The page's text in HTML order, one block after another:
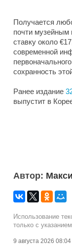
Получается
почти музейным
ставку около
современной
сохранность
Ранее издание
выпустит в
Автор:
Использование
только с указанием
9 августа 2026 08:04